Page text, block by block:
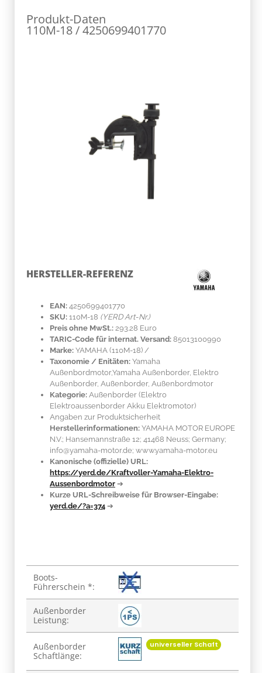
Produkt-Daten
110M-18 / 4250699401770
HERSTELLER-REFERENZ
EAN: 4250699401770
SKU: 110M-18 (YERD Art-Nr.)
Preis ohne MwSt.: 293.28 Euro
TARIC-Code für internat. Versand: 85013100990
Marke: YAMAHA (110M-18) /
Taxonomie / Enitäten: Yamaha
Außenbordmotor,Yamaha Außenborder, Elektro
Außenborder, Außenborder, Außenbordmotor
Kategorie: Außenborder (Elektro
Elektroaussenborder Akku Elektromotor)
Angaben zur Produktsicherheit
Herstellerinformationen: YAMAHA MOTOR EUROPE
N.V.; Hansemannstraße 12; 41468 Neuss; Germany;
info@yamaha-motor.de; www.yamaha-motor.eu
Kanonische (offizielle) URL:
https://yerd.de/Kraftvoller-Yamaha-Elektro-
Aussenbordmotor ➔
Kurze URL-Schreibweise für Browser-Eingabe:
yerd.de/?a=374 ➔
Produkteigenschaft
Wert
Boots-
Führerschein *:
Außenborder
Leistung:
Außenborder
Schaftlänge:
universeller Schaft